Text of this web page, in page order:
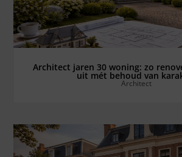
Architect jaren 30 woning: zo
uit mét behoud van
Architect